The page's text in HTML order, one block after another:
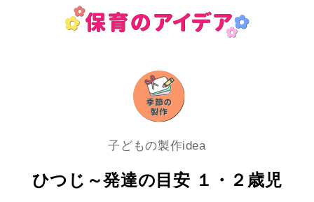
子どもの製作idea
ひつじ～発達の目安 １・２歳児